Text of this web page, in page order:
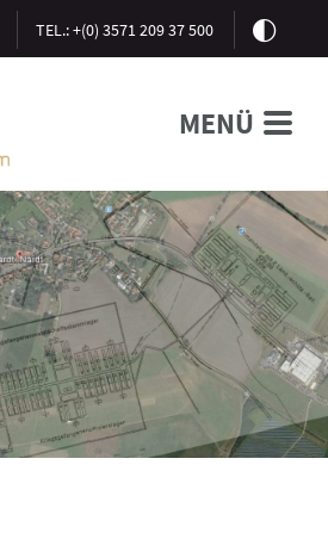
TEL.: +(0) 3571 209 37 500
MENÜ